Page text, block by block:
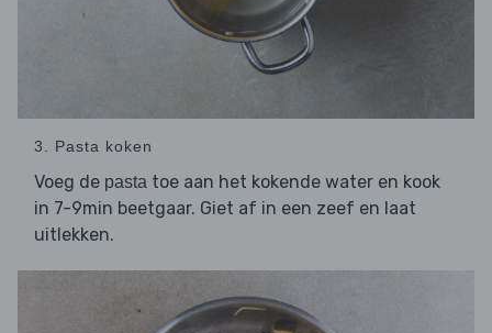
3. Pasta koken
Voeg de pasta toe aan het kokende water en kook
in 7-9min beetgaar. Giet af in een zeef en laat
uitlekken.